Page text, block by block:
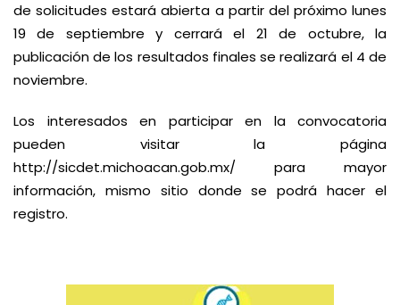
de solicitudes estará abierta a partir del próximo lunes
19 de septiembre y cerrará el 21 de octubre, la
publicación de los resultados finales se realizará el 4 de
noviembre.
Los interesados en participar en la convocatoria
pueden visitar la página
http://sicdet.michoacan.gob.mx/ para mayor
información, mismo sitio donde se podrá hacer el
registro.